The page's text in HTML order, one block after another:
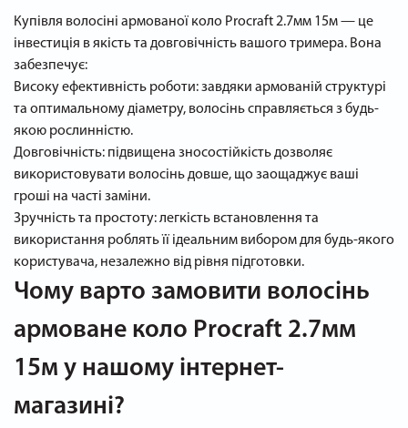
Купівля волосіні армованої коло Procraft 2.7мм 15м — це
інвестиція в якість та довговічність вашого тримера. Вона
забезпечує:
Високу ефективність роботи: завдяки армованій структурі
та оптимальному діаметру, волосінь справляється з будь-
якою рослинністю.
Довговічність: підвищена зносостійкість дозволяє
використовувати волосінь довше, що заощаджує ваші
гроші на часті заміни.
Зручність та простоту: легкість встановлення та
використання роблять її ідеальним вибором для будь-якого
користувача, незалежно від рівня підготовки.
Чому варто замовити волосінь
армоване коло Procraft 2.7мм
15м у нашому інтернет-
магазині?